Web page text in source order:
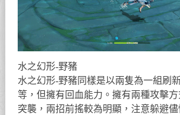
水之幻形-野豬
水之幻形-野豬同樣是以兩隻為一組刷
等，但擁有回血能力。擁有兩種攻擊
突襲，兩招前搖較為明顯，注意躲避儘